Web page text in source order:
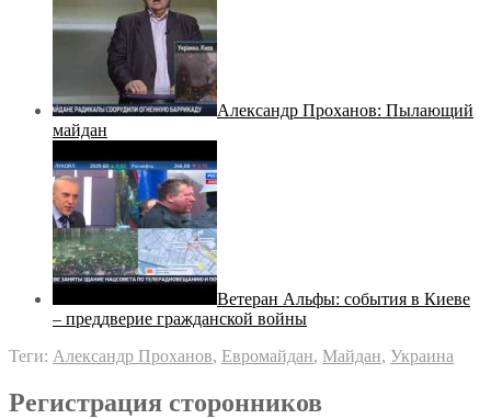
Александр Проханов: Пылающий
майдан
Ветеран Альфы: события в Киеве
– преддверие гражданской войны
Теги: Александр Проханов, Евромайдан, Майдан, Украина
Регистрация сторонников